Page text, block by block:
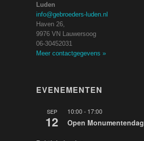
Luden
info@gebroeders-luden.nl
Haven 26,
9976 VN Lauwersoog
06-30452031
Meer contactgegevens »
EVENEMENTEN
SEP
12
10:00 - 17:00
Open Monumentendag